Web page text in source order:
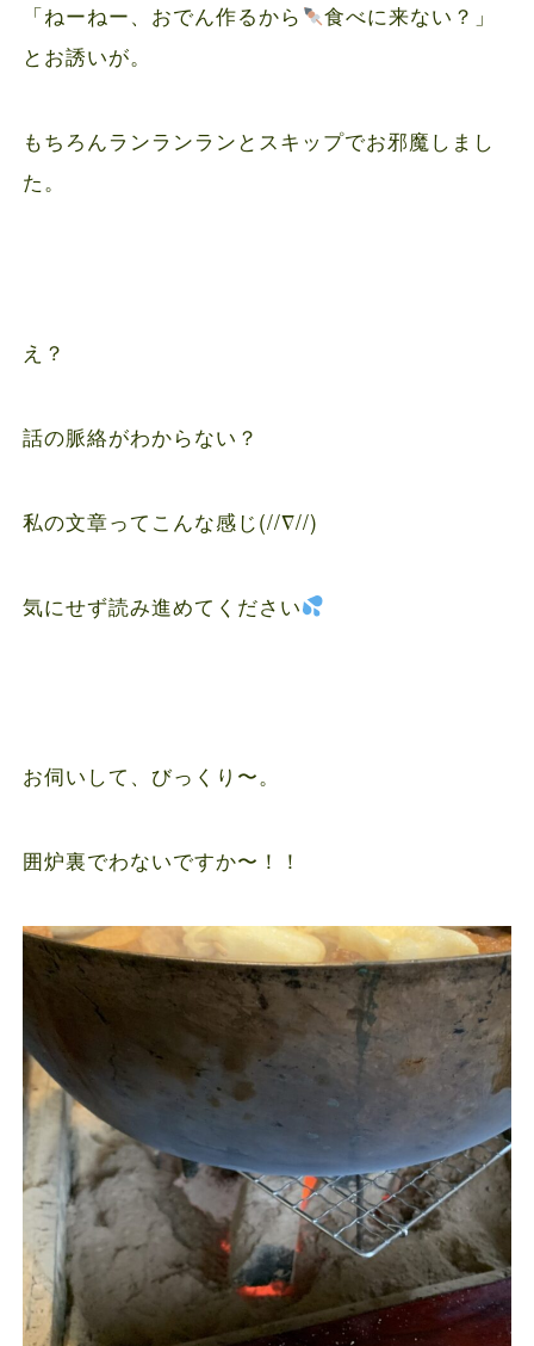
「ねーねー、おでん作るから
食べに来ない？」
とお誘いが。
もちろんランランランとスキップでお邪魔しまし
た。
え？
話の脈絡がわからない？
私の文章ってこんな感じ(//∇//)
気にせず読み進めてください
お伺いして、びっくり〜。
囲炉裏でわないですか〜！！